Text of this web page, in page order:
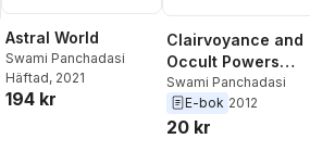
Astral World
Swami Panchadasi
Häftad, 2021
194 kr
Clairvoyance and
Occult Powers
(Barnes & Noble
Digital Library)
Swami Panchadasi
E-bok 2012
20 kr